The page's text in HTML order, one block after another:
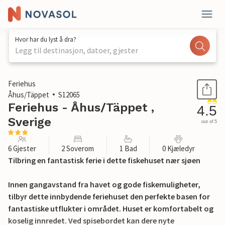
Hvor har du lyst å dra?
Legg til destinasjon, datoer, gjester
1 / 17
Feriehus
Åhus/Täppet
S12065
Feriehus - Åhus/Täppet ,
Sverige
4.5
out of 5
6 Gjester 2 Soverom 1 Bad 0 Kjæledyr
Tilbring en fantastisk ferie i dette fiskehuset nær sjøen
Innen gangavstand fra havet og gode fiskemuligheter,
tilbyr dette innbydende feriehuset den perfekte basen for
fantastiske utflukter i området. Huset er komfortabelt og
koselig innredet. Ved spisebordet kan dere nyte